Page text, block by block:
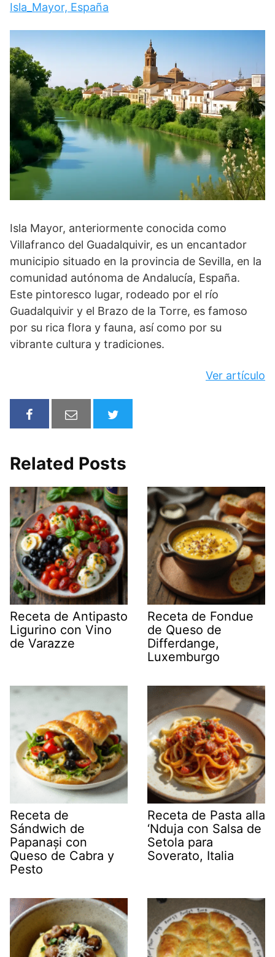
Isla_Mayor, España
Isla Mayor, anteriormente conocida como
Villafranco del Guadalquivir, es un encantador
municipio situado en la provincia de Sevilla, en la
comunidad autónoma de Andalucía, España.
Este pintoresco lugar, rodeado por el río
Guadalquivir y el Brazo de la Torre, es famoso
por su rica flora y fauna, así como por su
vibrante cultura y tradiciones.
Ver artículo
Related Posts
Receta de Antipasto
Ligurino con Vino
de Varazze
Receta de Fondue
de Queso de
Differdange,
Luxemburgo
Receta de
Sándwich de
Papanași con
Queso de Cabra y
Pesto
Receta de Pasta alla
‘Nduja con Salsa de
Setola para
Soverato, Italia